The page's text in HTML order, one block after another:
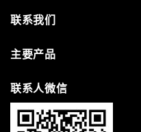
联系我们
主要产品
联系人微信